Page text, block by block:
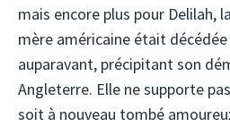
mais encore plus pour Delilah,
mère américaine était
auparavant, précipitant son
Angleterre. Elle ne supporte
soit à nouveau tombé